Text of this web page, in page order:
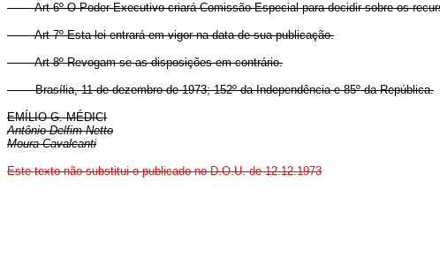
Art 6º O Poder Executivo criará Comissão Especial para decidir sobre
Art 7º Esta lei entrará em vigor na data de sua publicação.
Art 8º Revogam-se as disposições em contrário.
Brasília, 11 de dezembro de 1973; 152º da Independência e 85º da República.
EMÍLIO G. MÉDICI
Antônio Delfim Netto
Moura Cavalcanti
Este texto não substitui o publicado no D.O.U. de 12.12.1973